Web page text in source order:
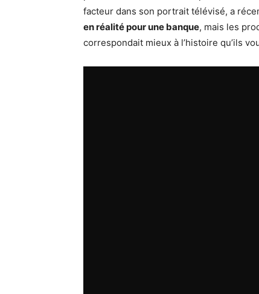
facteur dans son portrait télévisé, a
en réalité pour une banque, mais les
correspondait mieux à l’histoire qu’ils